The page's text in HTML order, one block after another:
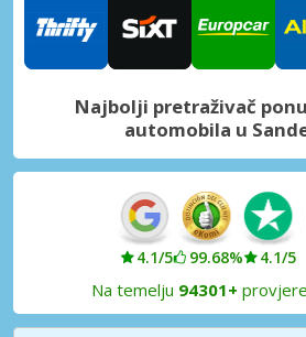
Najbolji pretraživač
automobila u
4.1/5 99.68% 4.1/5
Na temelju 94301+